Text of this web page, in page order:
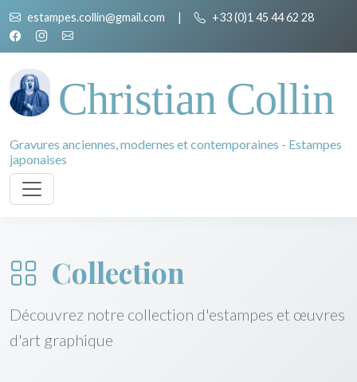
estampes.collin@gmail.com | +33 (0)1 45 44 62 28
Christian Collin
Gravures anciennes, modernes et contemporaines - Estampes
japonaises
Collection
Découvrez notre collection d'estampes et œuvres
d'art graphique